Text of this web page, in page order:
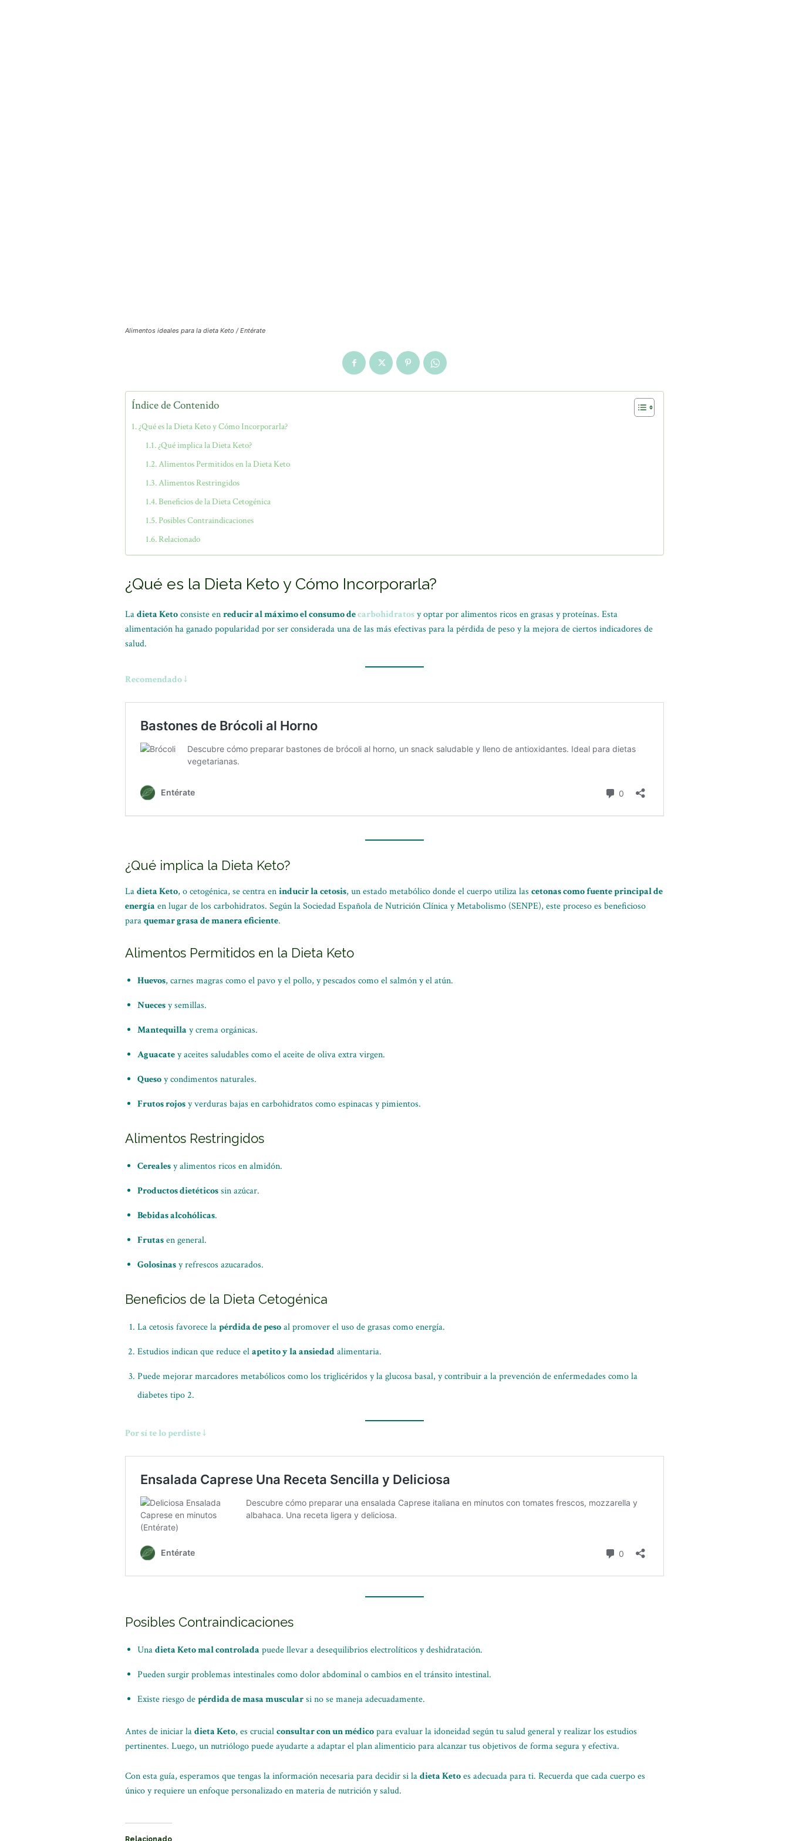
Alimentos ideales para la dieta Keto / Entérate
Índice de Contenido
¿Qué es la Dieta Keto y Cómo Incorporarla?
¿Qué implica la Dieta Keto?
Alimentos Permitidos en la Dieta Keto
Alimentos Restringidos
Beneficios de la Dieta Cetogénica
Posibles Contraindicaciones
Relacionado
¿Qué es la Dieta Keto y Cómo Incorporarla?
Ladieta Ketoconsiste enreducir al máximo el consumo decarbohidratosy optar por alimentos ricos en grasas y proteínas. Esta
alimentación ha ganado popularidad por ser considerada una de las más efectivas para la pérdida de peso y la mejora de ciertos indicadores de
salud.
Recomendado ↓
¿Qué implica la Dieta Keto?
Ladieta Keto, o cetogénica, se centra eninducir la cetosis, un estado metabólico donde el cuerpo utiliza las cetonas como fuente principal de
energía en lugar de los carbohidratos. Según la Sociedad Española de Nutrición Clínica y Metabolismo (SENPE), este proceso es beneficioso
paraquemar grasa de manera eficiente.
Alimentos Permitidos en la Dieta Keto
Huevos, carnes magras como el pavo y el pollo, y pescados como el salmón y el atún.
Nuecesy semillas.
Mantequilla y crema orgánicas.
Aguacatey aceites saludables como el aceite de oliva extra virgen.
Quesoy condimentos naturales.
Frutos rojosy verduras bajas en carbohidratos como espinacas y pimientos.
Alimentos Restringidos
Cerealesy alimentos ricos en almidón.
Productos dietéticossin azúcar.
Bebidas alcohólicas.
Frutasen general.
Golosinasy refrescos azucarados.
Beneficios de la Dieta Cetogénica
La cetosis favorece lapérdida de pesoal promover el uso de grasas como energía.
Estudios indican que reduce elapetito y la ansiedadalimentaria.
Puede mejorar marcadores metabólicos como los triglicéridos y la glucosa basal, y contribuir a la prevención de enfermedades como la
diabetes tipo 2.
Por sí te lo perdiste ↓
Posibles Contraindicaciones
Unadieta Keto mal controlada puede llevar a desequilibrios electrolíticos y deshidratación.
Pueden surgir problemas intestinales como dolor abdominal o cambios en el tránsito intestinal.
Existe riesgo depérdida de masa muscularsi no se maneja adecuadamente.
Antes de iniciar ladieta Keto, es crucialconsultar con un médicopara evaluar la idoneidad según tu salud general y realizar los estudios
pertinentes. Luego, un nutriólogo puede ayudarte a adaptar el plan alimenticio para alcanzar tus objetivos de forma segura y efectiva.
Con esta guía, esperamos que tengas la información necesaria para decidir si ladieta Ketoes adecuada para ti. Recuerda que cada cuerpo es
único y requiere un enfoque personalizado en materia de nutrición y salud.
Relacionado